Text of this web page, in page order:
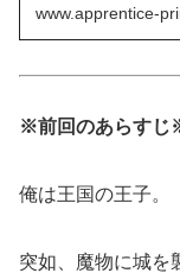
www.apprentice-
※前回のあらすじ
俺は王国の王子。
突如、魔物に城を